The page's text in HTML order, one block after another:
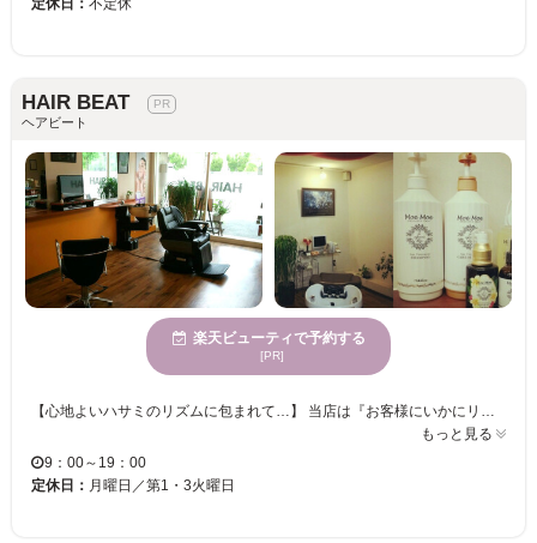
定休日： 不定休
HAIR BEAT
ヘアビート
楽天ビューティで予約する
[PR]
もっと見る
9：00～19：00
定休日： 月曜日／第1・3火曜日